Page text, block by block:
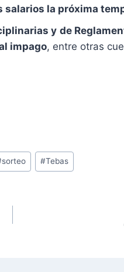
salarios la próxima
y de
impago, entre otras
sorteo #Tebas